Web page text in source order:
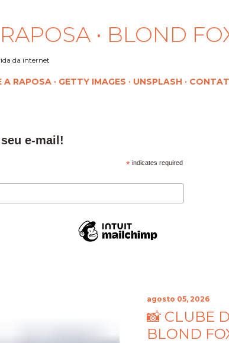
• BLOND
da internet
A RAPOSA GETTY IMAGES UNSPLASH
e-mail!
*indicates required
agosto 05, 2026
📸 CLUBE
BLOND